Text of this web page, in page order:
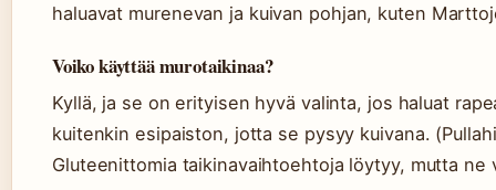
haluavat murenevan ja kuivan pohjan, kuten
Voiko käyttää murotaikinaa?
Kyllä, ja se on erityisen hyvä valinta, jos haluat
kuitenkin esipaiston, jotta se pysyy kuivana.
Gluteenittomia taikinavaihtoehtoja löytyy, mutta ne